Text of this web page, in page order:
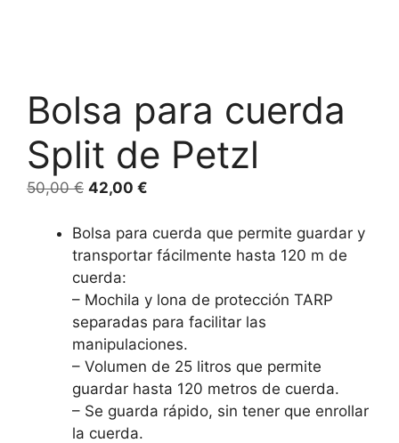
Bolsa para cuerda
Split de Petzl
50,00€ 42,00 €
Bolsa para cuerda que permite guardar y
transportar fácilmente hasta 120 m de
cuerda:
– Mochila y lona de protección TARP
separadas para facilitar las
manipulaciones.
– Volumen de 25 litros que permite
guardar hasta 120 metros de cuerda.
– Se guarda rápido, sin tener que enrollar
la cuerda.